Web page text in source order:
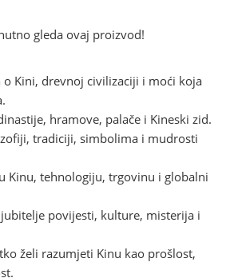
gleda ovaj proizvod!
o Kini, drevnoj civilizaciji i moći koja
hramove, palače i Kineski zid.
tradiciji, simbolima i mudrosti
Kinu, tehnologiju, trgovinu i globalni
povijesti, kulture, misterija i
želi razumjeti Kinu kao prošlost,